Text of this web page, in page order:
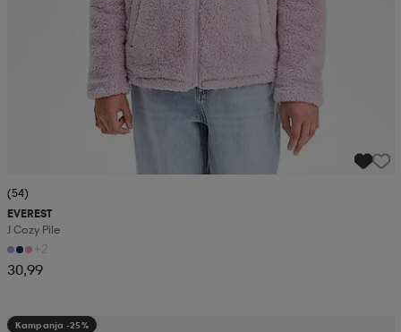
(54)
EVEREST
J Cozy Pile
+2
30,99
Kampanja -25%